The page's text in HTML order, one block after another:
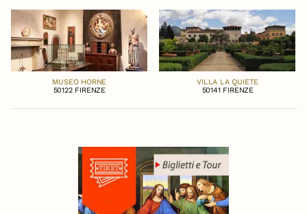
MUSEO HORNE
50122 FIRENZE
VILLA LA QUIETE
50141 FIRENZE